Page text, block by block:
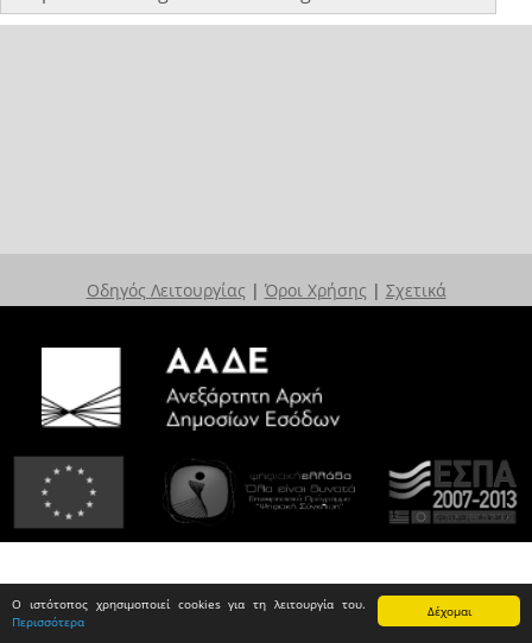
Δέχομαι
Ο ιστότοπος χρησιμοποιεί cookies για τη λειτουργία του.
Περισσότερα
Οδηγός Λειτουργίας | Όροι Χρήσης | Σχετικά